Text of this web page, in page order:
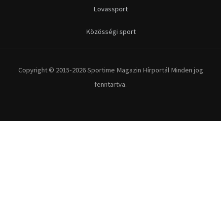
Lovassport
Közösségi sport
Copyright © 2015-2026 Sportime Magazin Hírportál Minden jog
fenntartva.